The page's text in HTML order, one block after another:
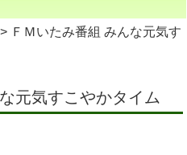
> ＦＭいたみ番組 みんな元気す
元気すこやかタイム